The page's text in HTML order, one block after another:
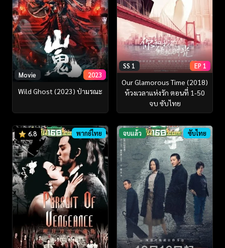
Movie 2023
Wild Ghost (2023) ป่ามรณะ
SS 1 EP 1
Our Glamorous Time (2018)
ห้วงเวลาแห่งรัก ตอนที่ 1-50
จบ ซับไทย
6.8 พากย์ไทย จบแล้ว ซับไทย